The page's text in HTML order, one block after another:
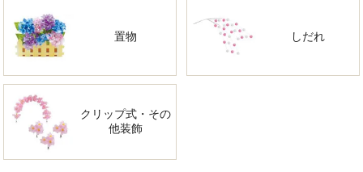
置物 しだれ
クリップ式・その
他装飾